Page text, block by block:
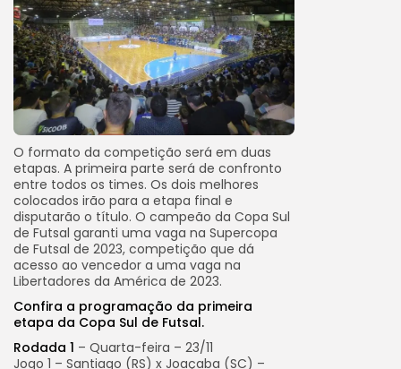
O formato da competição será em duas
etapas. A primeira parte será de confronto
entre todos os times. Os dois melhores
colocados irão para a etapa final e
disputarão o título. O campeão da Copa Sul
de Futsal garanti uma vaga na Supercopa
de Futsal de 2023, competição que dá
acesso ao vencedor a uma vaga na
Libertadores da América de 2023.
Confira a programação da primeira
etapa da Copa Sul de Futsal.
Rodada 1 – Quarta-feira – 23/11
Jogo 1 – Santiago (RS) x Joaçaba (SC) –